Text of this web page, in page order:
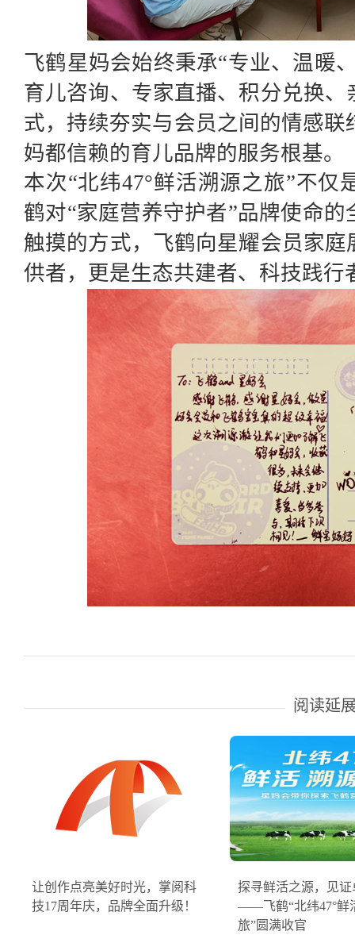
飞鹤星妈会始终秉承“专业、温暖
育儿咨询、专家直播、积分兑换
式，持续夯实与会员之间的情感联
妈都信赖的育儿品牌的服务根基。
本次“北纬47°鲜活溯源之旅”不
鹤对“家庭营养守护者”品牌使命
触摸的方式，飞鹤向星耀会员家
供者，更是生态共建者、科技践行
阅读延
让创作点亮美好时光，掌阅科
技17周年庆，品牌全面升级！
探寻鲜活之源，见证
——飞鹤“北纬47°鲜
旅”圆满收官